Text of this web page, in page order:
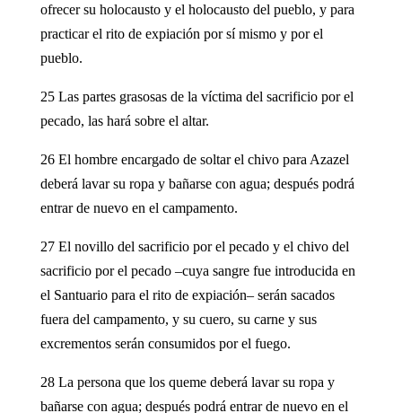
ofrecer su holocausto y el holocausto del pueblo, y para
practicar el rito de expiación por sí mismo y por el
pueblo.
25 Las partes grasosas de la víctima del sacrificio por el
pecado, las hará sobre el altar.
26 El hombre encargado de soltar el chivo para Azazel
deberá lavar su ropa y bañarse con agua; después podrá
entrar de nuevo en el campamento.
27 El novillo del sacrificio por el pecado y el chivo del
sacrificio por el pecado –cuya sangre fue introducida en
el Santuario para el rito de expiación– serán sacados
fuera del campamento, y su cuero, su carne y sus
excrementos serán consumidos por el fuego.
28 La persona que los queme deberá lavar su ropa y
bañarse con agua; después podrá entrar de nuevo en el